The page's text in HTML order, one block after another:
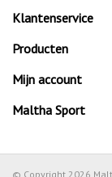
Klantenservice
Producten
Mijn account
Maltha Sport
© Copyright 2026